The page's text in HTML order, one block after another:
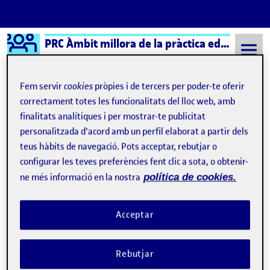
Saltar al contingut
Logo Ágora PRC Àmbit millora de la pràctica educativa (formal) – Aula 2
Semestre 20241 - Aula 2 Anex Practicum
Navegació d'entrades
Anterior: Entrevista al tutor contestada Següent
Publicat perAnex Practicum
Data de publicaciócomentari
Fem servircookies pròpies i de tercers per poder-te oferir
correctament totes les funcionalitats del lloc web, amb
finalitats analítiques i per mostrar-te publicitat
personalitzada d'acord amb un perfil elaborat a partir dels
teus hàbits de navegació. Pots acceptar, rebutjar o
configurar les teves preferències fent clic a sota, o obtenir-
ne més informació en la nostra política de cookies.
Rebutjar
Acceptar